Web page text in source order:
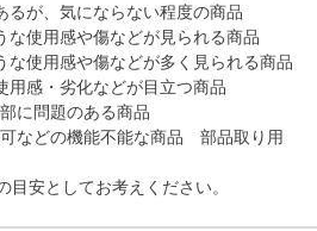
るが、気にならない程度の商品
な使用感や傷などが見られる商品
な使用感や傷などが多く見られる商品
用感・劣化などが目立つ商品
に問題のある商品
可などの機能不能な商品 部品取り用
安としてお考えください。